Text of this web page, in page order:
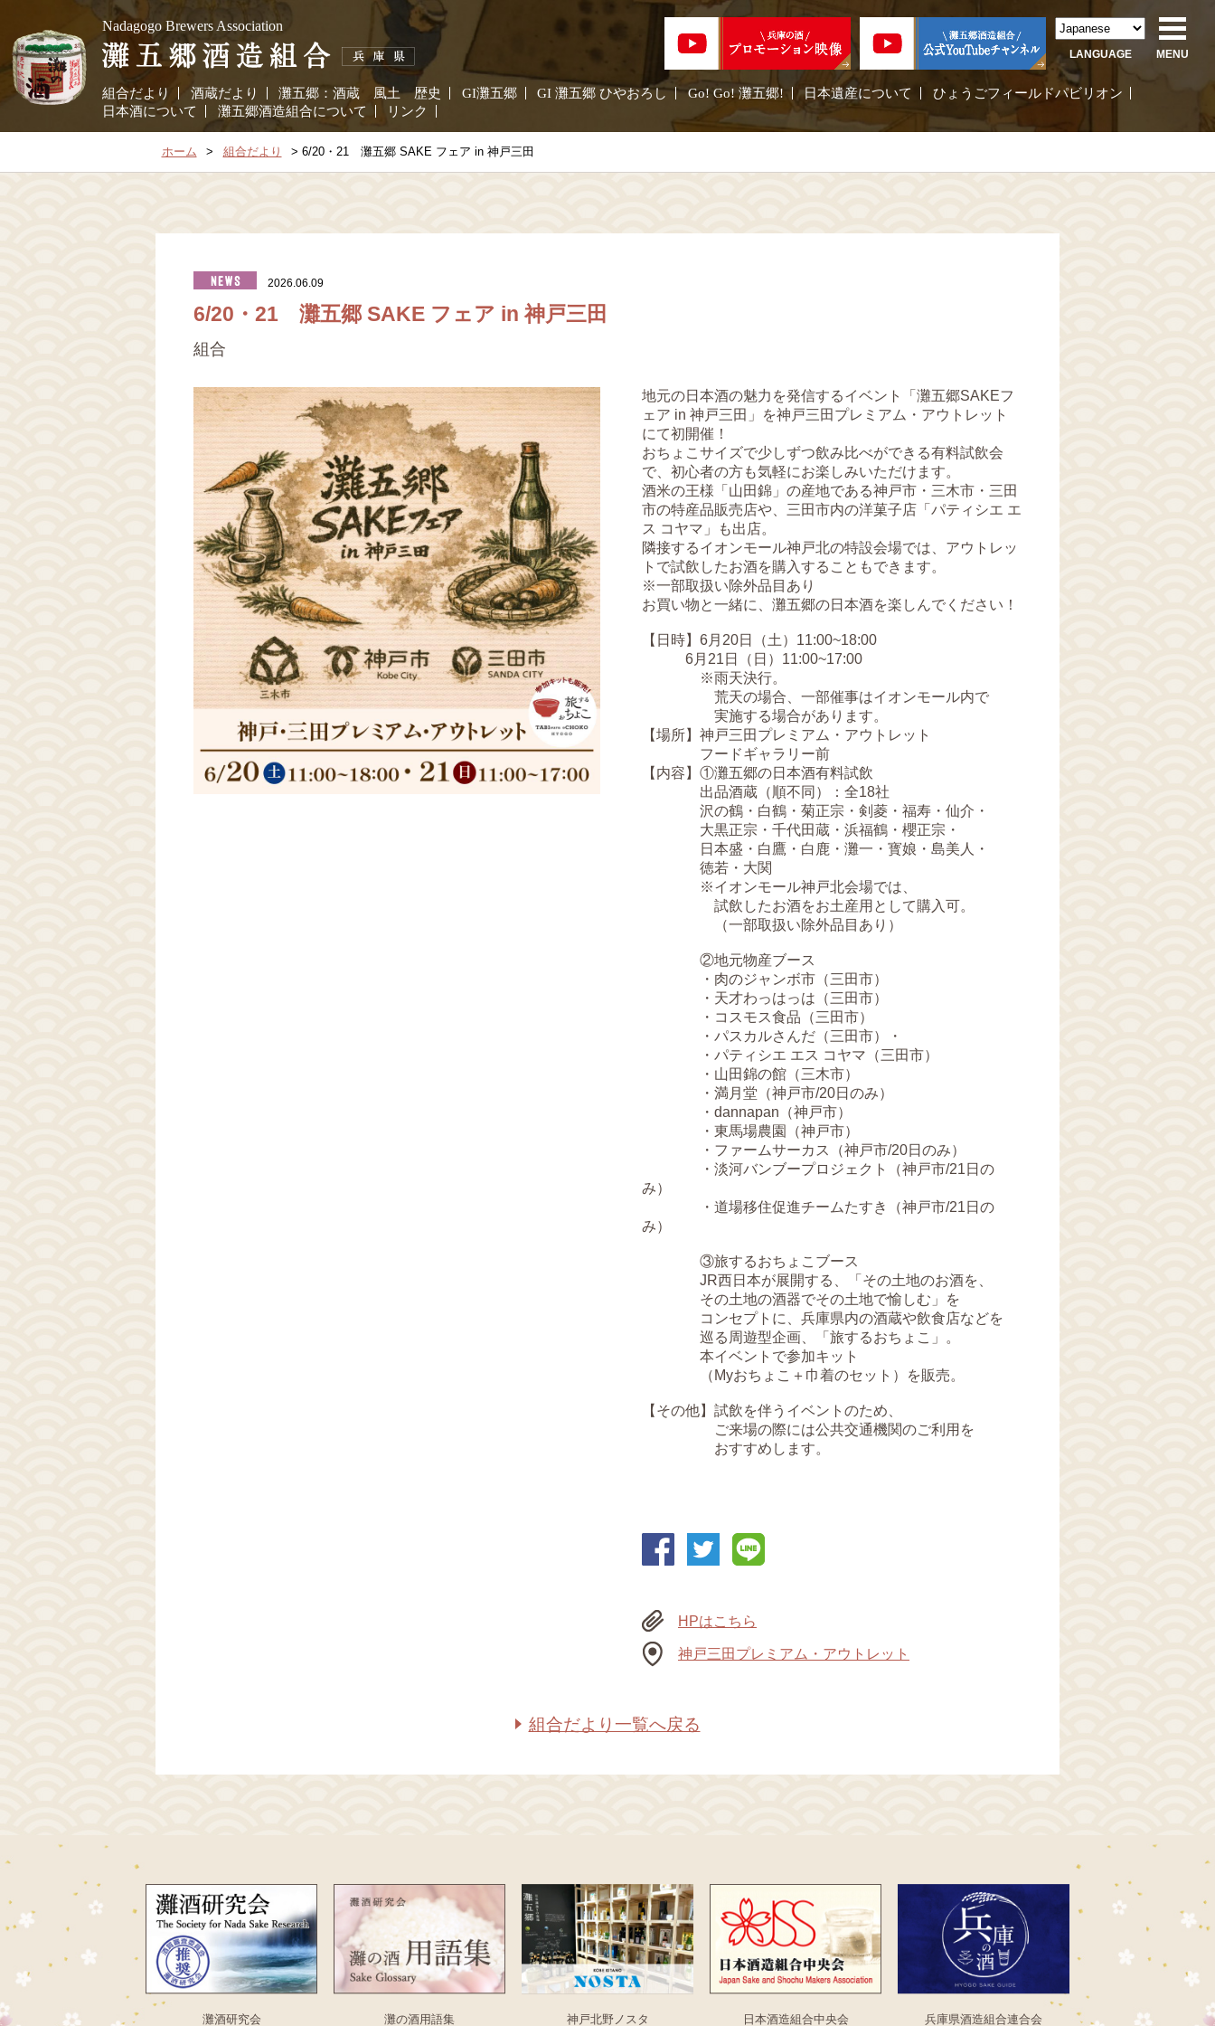
Nadagogo Brewers Association
組合だより 酒蔵だより 灘五郷：酒蔵 風土 歴史 GI灘五郷 GI 灘五郷 ひやおろし Go! Go! 灘五郷! 日本遺産について
ひょうごフィールドパビリオン
日本酒について
灘五郷酒造組合について リンク
LANGUAGE MENU
ホーム 組合だより 6/20・21 灘五郷 SAKE フェア in 神戸三田
2026.06.09
6/20・21 灘五郷 SAKE フェア in 神戸三田
組合
地元の日本酒の魅力を発信するイベント「灘五郷SAKEフ
ェア in 神戸三田」を神戸三田プレミアム・アウトレット
にて初開催！
おちょこサイズで少しずつ飲み比べができる有料試飲会
で、初心者の方も気軽にお楽しみいただけます。
酒米の王様「山田錦」の産地である神戸市・三木市・三田
市の特産品販売店や、三田市内の洋菓子店「パティシエ エ
ス コヤマ」も出店。
隣接するイオンモール神戸北の特設会場では、アウトレッ
トで試飲したお酒を購入することもできます。
※一部取扱い除外品目あり
お買い物と一緒に、灘五郷の日本酒を楽しんでください！
【日時】6月20日（土）11:00~18:00
6月21日（日）11:00~17:00
※雨天決行。
荒天の場合、一部催事はイオンモール内で
実施する場合があります。
【場所】神戸三田プレミアム・アウトレット
フードギャラリー前
【内容】①灘五郷の日本酒有料試飲
出品酒蔵（順不同）：全18社
沢の鶴・白鶴・菊正宗・剣菱・福寿・仙介・
大黒正宗・千代田蔵・浜福鶴・櫻正宗・
日本盛・白鷹・白鹿・灘一・寳娘・島美人・
徳若・大関
※イオンモール神戸北会場では、
試飲したお酒をお土産用として購入可。
（一部取扱い除外品目あり）
②地元物産ブース
・肉のジャンボ市（三田市）
・天才わっはっは（三田市）
・コスモス食品（三田市）
・パスカルさんだ（三田市）・
・パティシエ エス コヤマ（三田市）
・山田錦の館（三木市）
・満月堂（神戸市/20日のみ）
・dannapan（神戸市）
・東馬場農園（神戸市）
・ファームサーカス（神戸市/20日のみ）
・淡河バンブープロジェクト（神戸市/21日の
み）
・道場移住促進チームたすき（神戸市/21日の
み）
③旅するおちょこブース
JR西日本が展開する、「その土地のお酒を、
その土地の酒器でその土地で愉しむ」を
コンセプトに、兵庫県内の酒蔵や飲食店などを
巡る周遊型企画、「旅するおちょこ」。
本イベントで参加キット
（Myおちょこ＋巾着のセット）を販売。
【その他】試飲を伴うイベントのため、
ご来場の際には公共交通機関のご利用を
おすすめします。
HPはこちら
神戸三田プレミアム・アウトレット
組合だより一覧へ戻る
灘酒研究会 灘の酒用語集 神戸北野ノスタ 日本酒造組合中央会 兵庫県酒造組合連合会